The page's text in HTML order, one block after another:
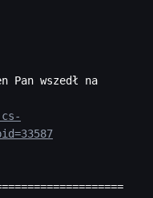
Pan wszedł na